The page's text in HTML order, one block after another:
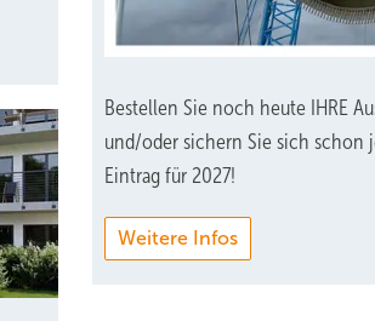
wir
Bestellen Sie noch heute IHRE
und/oder sichern Sie sich schon
Eintrag für 2027!
Weitere Infos